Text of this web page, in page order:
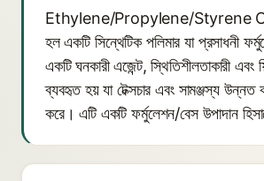
Ethylene/Propylene/Styrene
হল একটি সিন্থেটিক পলিমার যা প্রসাধনী
একটি ঘনকারী এজেন্ট, স্থিতিশীলতাকারী এবং
ব্যবহৃত হয় যা টেক্সচার এবং সামঞ্জস্য উন্নত
করে। এটি একটি ফর্মুলেশন/বেস উপাদান